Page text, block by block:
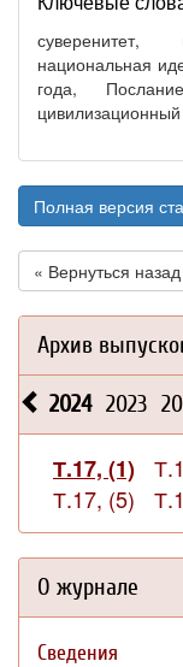
суверенитет,
национальная
года,
цивилизационный
Полная версия
« Вернуться назад
Архив
2024 2023
Т.17, (1)
Т.17, (5)
О журнале
Сведения